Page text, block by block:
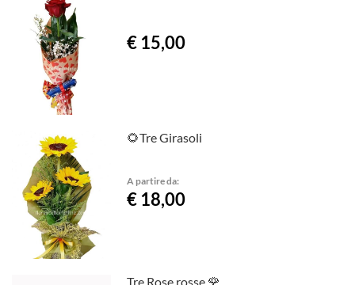
€ 15,00
🌻Tre Girasoli
A partire da:
€ 18,00
Tre Rose rosse 🌹